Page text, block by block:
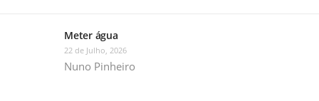
Meter água
22 de Julho, 2026
Nuno Pinheiro